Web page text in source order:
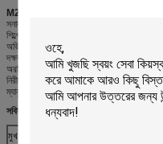
M230D ফেসিয়াল রিকগনিশন থার্মোমিটার, পরিচয়
সনাক্তকরণ এবং থার্মোমিটারের সংহতকরণ বিভিন্ন
শিল্পের শীর্ষস্থানীয় মুখের স্বীকৃতি অ্যালগরিদম
অভিনব জীবদ্দশায় সনাক্তকরণ প্রযুক্তিটি
দক্ষতার সাথে প্রতিরোধ করে
অরক্ষিত লোক এবং অস্বাভাবিক তাপমাত্রা দক্ষতার
নিরীক্ষণ এবং নিয়ন্ত্রণ
ম্যানুয়াল হস্তক্ষেপ ছাড়াই ত্রুটি হ্রাস করার জন্য
সবিস্তার বিবরণী
মুখ স্বীকৃতি